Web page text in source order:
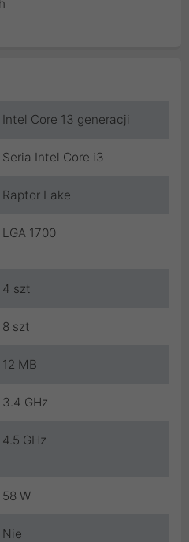
Intel Core 13 generacji
Seria Intel Core i3
Raptor Lake
LGA 1700
4 szt
8 szt
12 MB
3.4 GHz
4.5 GHz
58 W
Nie